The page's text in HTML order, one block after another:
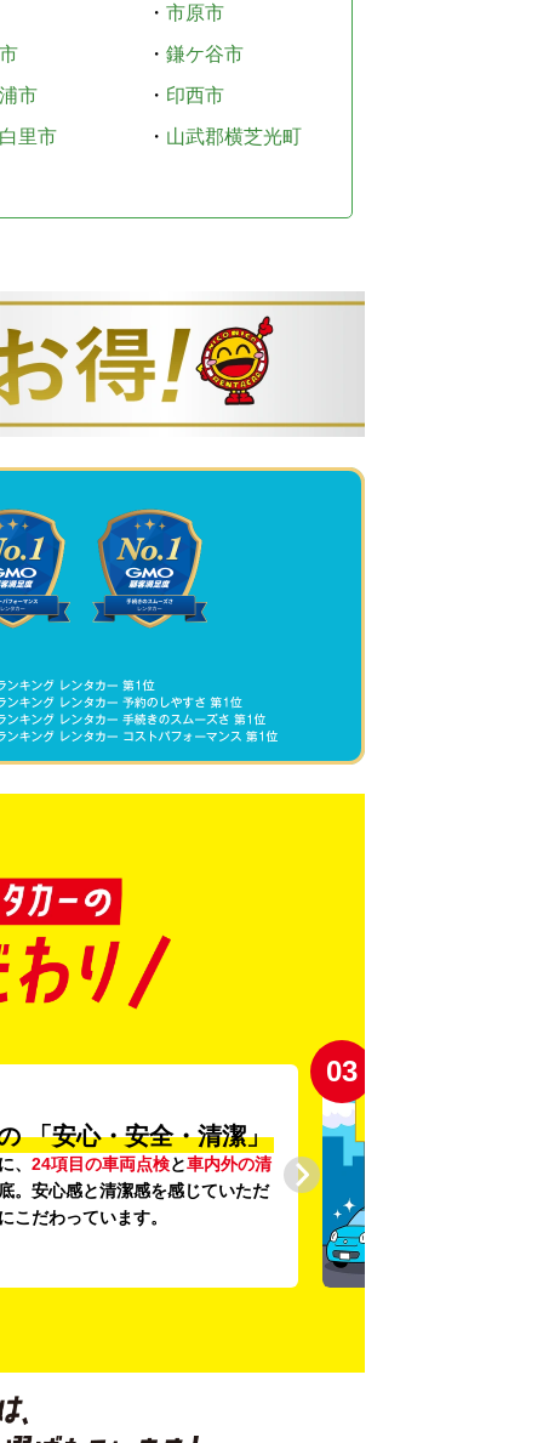
・ 市原市
・ 鎌ケ谷市
市
・ 印西市
里市
・ 山武郡横芝光町
「安心・安全・清潔」
、 24項目の車両点検と車内外の清
。安心感と清潔感を感じていただ
こだわっています。
03